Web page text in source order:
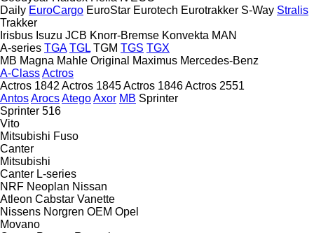
Daily EuroCargo EuroStar Eurotech Eurotrakker S-Way Stralis
Trakker
Irisbus Isuzu JCB Knorr-Bremse Konvekta MAN
A-series TGA TGL TGM TGS TGX
MB Magna Mahle Original Maximus Mercedes-Benz
A-ClassActros
Actros 1842 Actros 1845Actros 1846Actros 2551
AntosArocsAtegoAxor MB Sprinter
Sprinter 516
Vito
Mitsubishi Fuso
Canter
Mitsubishi
Canter L-series
NRF Neoplan Nissan
Atleon Cabstar Vanette
Nissens Norgren OEM Opel
Movano